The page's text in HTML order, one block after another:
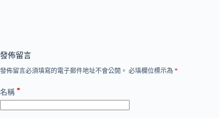
發佈留言
發佈留言必須填寫的電子郵件地址不會公開。 必填欄位標示為 *
名稱 *